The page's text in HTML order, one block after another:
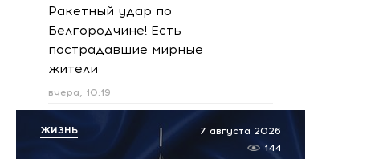
Ракетный удар по
Белгородчине! Есть
пострадавшие мирные
жители
вчера, 10:19
Срочно! В Геленджике и
Новороссийске громко -
7 августа 2026
144
ЖИЗНЬ